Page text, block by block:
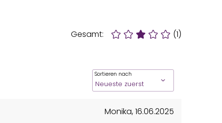
Gesamt: (1)
Sortieren nach
Monika,16.06.2025